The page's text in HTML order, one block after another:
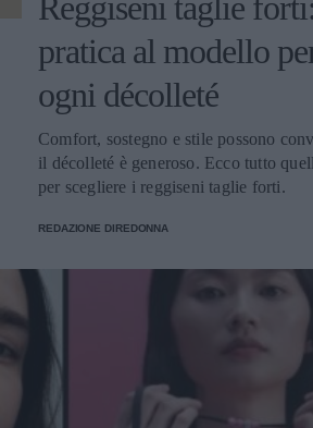
pratica al modello
ogni décolleté
Comfort, sostegno e stile possono
il décolleté è generoso. Ecco tutto
per scegliere i reggiseni taglie forti.
REDAZIONE DIREDONNA